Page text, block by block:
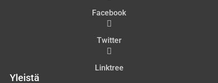
Facebook
Twitter
Linktree
Yleistä